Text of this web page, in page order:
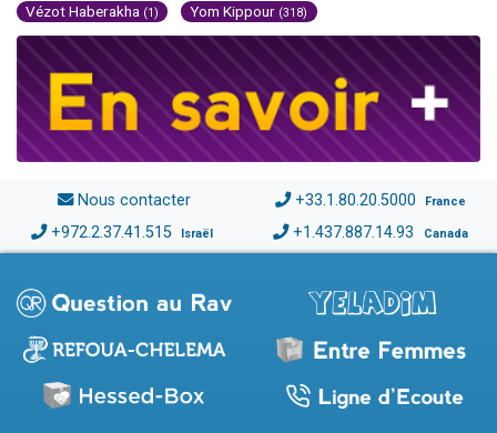
Vézot Haberakha (1) Yom Kippour (318)
Nous contacter +33.1.80.20.5000 France
+972.2.37.41.515 Israël +1.437.887.14.93 Canada